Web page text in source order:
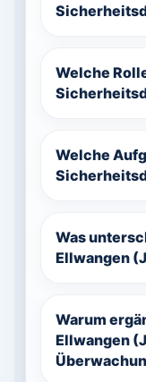
Welche
Welche
Was
Ellwangen
Warum
Ellwangen